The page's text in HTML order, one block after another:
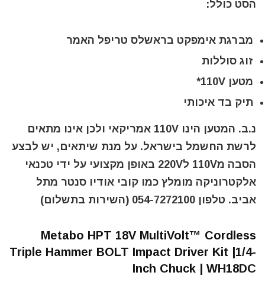
הסט כולל:
מברגת אימפקט בראשלס טריפל האמר
זוג סוללות
מטען 110V*
תיק בד איכותי
נ.ב. המטען הינו 110V אמריקאי ולכן אינו מתאים
לרשת החשמל בישראל. על מנת שיתאים, יש לבצע
הסבה מ110V ל220V באופן מקצועי על ידי טכנאי
אלקטרוניקה מומלץ כמו קובי אודיו סנטר מתל
אביב. טלפון 054-7272100 (השירות בתשלום)
Metabo HPT 18V MultiVolt™ Cordless
Triple Hammer BOLT Impact Driver Kit |1/4-
Inch Chuck | WH18DC